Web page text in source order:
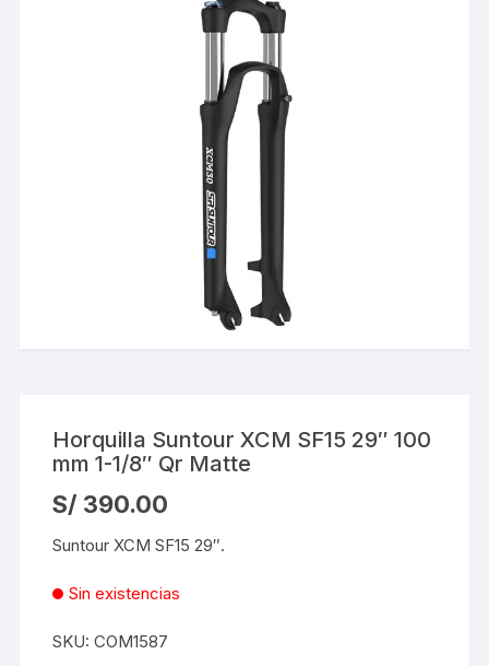
Horquilla Suntour XCM SF15 29″ 100
mm 1-1/8″ Qr Matte
S/ 390.00
Suntour XCM SF15 29″.
Sin existencias
SKU:COM1587